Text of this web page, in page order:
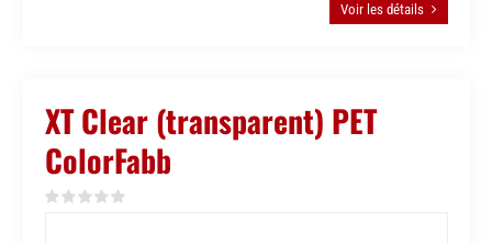
Voir les détails
XT Clear (transparent) PET
ColorFabb